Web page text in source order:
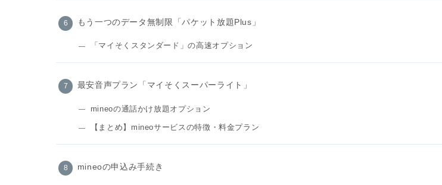
もう一つのデータ無制限「パケット放題Plus」
「マイそくスタンダード」の高速オプション
最安音声プラン「マイそくスーパーライト」
mineoの通話かけ放題オプション
【まとめ】mineoサービスの特徴・料金プラン
mineoの申込み手続き